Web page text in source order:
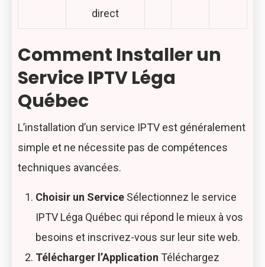
direct
Comment Installer un
Service IPTV Léga
Québec
L’installation d’un service IPTV est généralement
simple et ne nécessite pas de compétences
techniques avancées.
Choisir un Service Sélectionnez le service
IPTV Léga Québec qui répond le mieux à vos
besoins et inscrivez-vous sur leur site web.
Télécharger l’Application Téléchargez